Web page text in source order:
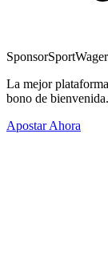
SponsorSportWager
La mejor
bono de bienvenida.
Apostar Ahora